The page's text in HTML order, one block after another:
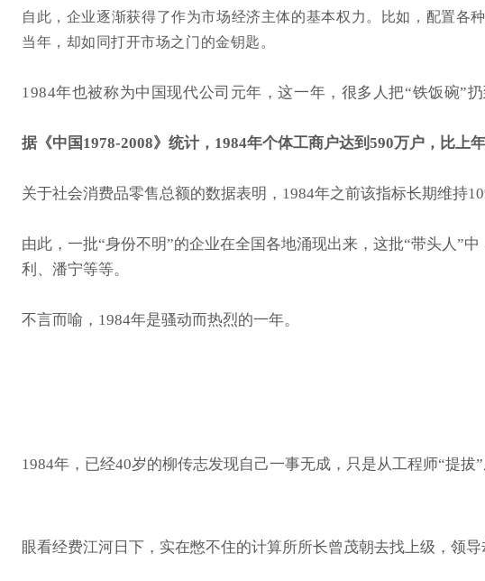
自此，企业逐渐获得了作为市场经济主体的基本权力。比如，配置各
当年，却如同打开市场之门的金钥匙。
1984年也被称为中国现代公司元年，这一年，很多人把“铁饭碗”扔
据《中国1978-2008》统计，1984年个体工商户达到590万户，比上
关于社会消费品零售总额的数据表明，1984年之前该指标长期维持
由此，一批“身份不明”的企业在全国各地涌现出来，这批“带头人”
利、潘宁等等。
不言而喻，1984年是骚动而热烈的一年。
1984年，已经40岁的柳传志发现自己一事无成，只是从工程师“提
眼看经费江河日下，实在憋不住的计算所所长曾茂朝去找上级，领